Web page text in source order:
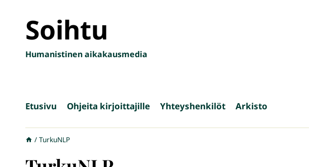
sisältöönSoihtu
Humanistinen aikakausmedia
Etusivu Ohjeita kirjoittajille Yhteyshenkilöt Arkisto
/ TurkuNLP